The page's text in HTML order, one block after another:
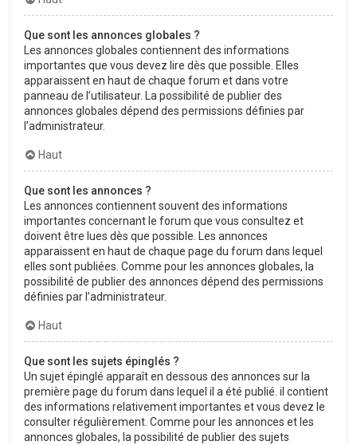
Que sont les annonces globales ?
Les annonces globales contiennent des informations
importantes que vous devez lire dès que possible. Elles
apparaissent en haut de chaque forum et dans votre
panneau de l’utilisateur. La possibilité de publier des
annonces globales dépend des permissions définies par
l’administrateur.
Haut
Que sont les annonces ?
Les annonces contiennent souvent des informations
importantes concernant le forum que vous consultez et
doivent être lues dès que possible. Les annonces
apparaissent en haut de chaque page du forum dans lequel
elles sont publiées. Comme pour les annonces globales, la
possibilité de publier des annonces dépend des permissions
définies par l’administrateur.
Haut
Que sont les sujets épinglés ?
Un sujet épinglé apparaît en dessous des annonces sur la
première page du forum dans lequel il a été publié. il contient
des informations relativement importantes et vous devez le
consulter régulièrement. Comme pour les annonces et les
annonces globales, la possibilité de publier des sujets